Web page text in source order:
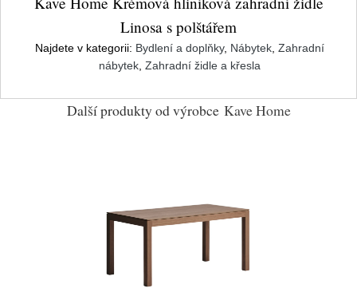
Linosa s polštářem
Najdete v kategorii: Bydlení a doplňky, Nábytek, Zahradní
nábytek, Zahradní židle a křesla
Další produkty od výrobce Kave Home